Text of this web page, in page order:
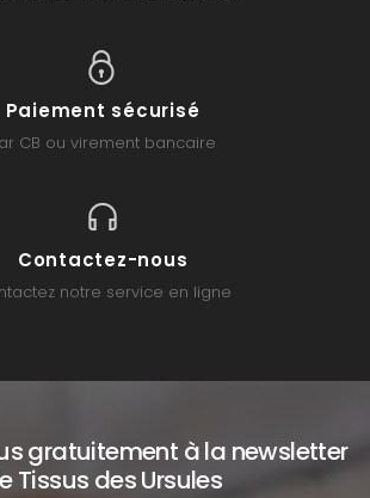
Paiement sécurisé
CB ou virement bancaire
Contactez-nous
notre service en ligne
gratuitement à la newsletter
Tissus des Ursules